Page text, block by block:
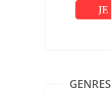
GENRES